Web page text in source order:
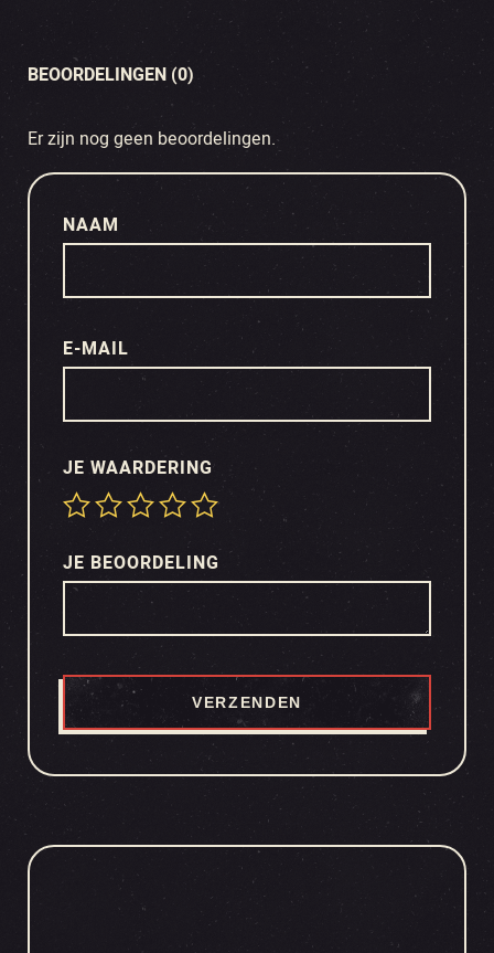
BEOORDELINGEN (0)
Er zijn nog geen beoordelingen.
JE WAARDERING
JE BEOORDELING
NAAM
E-MAIL